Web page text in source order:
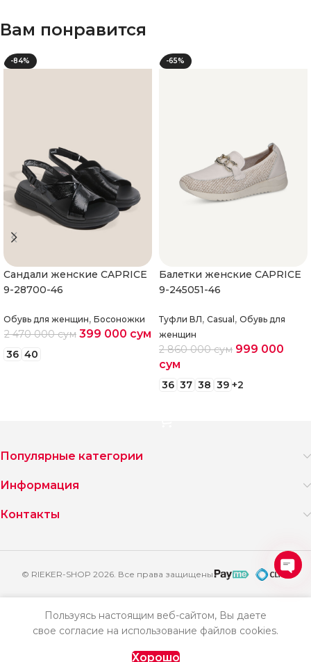
Вам понравится
-84%
Cандали женские CAPRICE
9-28700-46
Обувь для женщин, Босоножки
2 470 000сум 399 000 сум
36 40
-65%
Балетки женские CAPRICE
9-245051-46
Туфли ВЛ, Casual , Обувь для
женщин
2 860 000сум 999 000
сум
36 37 38 39 +2
Популярные категории
Информация
Контакты
© RIEKER-SHOP 2026. Все права защищены
Пользуясь настоящим веб-сайтом, Вы даете
свое согласие на использование файлов cookies.
Хорошо
Босоножки
2 980
000
сум
999
Добавить
в корзину
Купить